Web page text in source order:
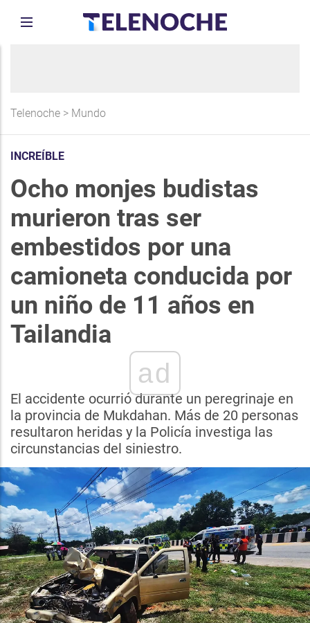
Telenoche > Mundo
INCREÍBLE
Ocho monjes budistas
murieron tras ser
embestidos por una
camioneta conducida por
un niño de 11 años en
Tailandia
ad
El accidente ocurrió durante un peregrinaje en
la provincia de Mukdahan. Más de 20 personas
resultaron heridas y la Policía investiga las
circunstancias del siniestro.